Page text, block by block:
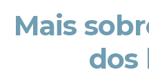
Mais
dos